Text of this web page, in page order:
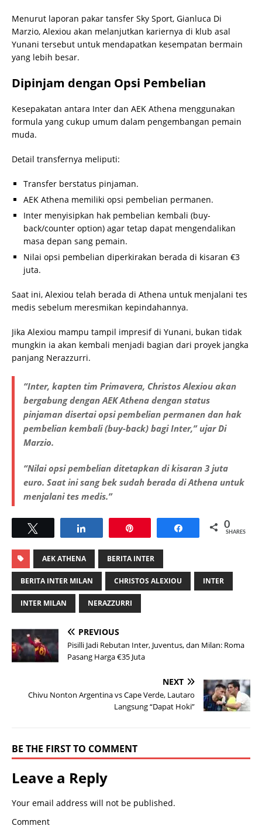
Menurut laporan pakar tansfer Sky Sport, Gianluca Di
Marzio, Alexiou akan melanjutkan kariernya di klub asal
Yunani tersebut untuk mendapatkan kesempatan bermain
yang lebih besar.
Dipinjam dengan Opsi Pembelian
Kesepakatan antara Inter dan AEK Athena menggunakan
formula yang cukup umum dalam pengembangan pemain
muda.
Detail transfernya meliputi:
Transfer berstatus pinjaman.
AEK Athena memiliki opsi pembelian permanen.
Inter menyisipkan hak pembelian kembali (buy-
back/counter option) agar tetap dapat mengendalikan
masa depan sang pemain.
Nilai opsi pembelian diperkirakan berada di kisaran €3
juta.
Saat ini, Alexiou telah berada di Athena untuk menjalani tes
medis sebelum meresmikan kepindahannya.
Jika Alexiou mampu tampil impresif di Yunani, bukan tidak
mungkin ia akan kembali menjadi bagian dari proyek jangka
panjang Nerazzurri.
“Inter, kapten tim Primavera, Christos Alexiou akan
bergabung dengan AEK Athena dengan status
pinjaman disertai opsi pembelian permanen dan hak
pembelian kembali (buy-back) bagi Inter,” ujar Di
Marzio.
“Nilai opsi pembelian ditetapkan di kisaran 3 juta
euro. Saat ini sang bek sudah berada di Athena untuk
menjalani tes medis.”
Share 0
SHARES
AEK ATHENA BERITA INTER
BERITA INTER MILAN CHRISTOS ALEXIOU INTER
INTER MILAN NERAZZURRI
PREVIOUS
Pisilli Jadi Rebutan Inter, Juventus, dan Milan: Roma
Pasang Harga €35 Juta
NEXT
Chivu Nonton Argentina vs Cape Verde, Lautaro
Langsung “Dapat Hoki”
BE THE FIRST TO COMMENT
Leave a Reply
Your email address will not be published.
Comment